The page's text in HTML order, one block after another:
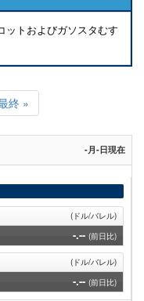
ットおよびガソスタむす
終 »
-月-日現在
(ドル/バレル)
-.-- (前日比)
(ドル/バレル)
-.-- (前日比)